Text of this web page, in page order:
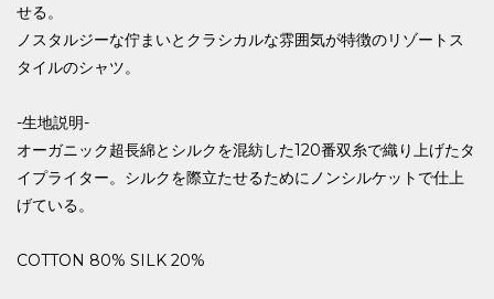
せる。
ノスタルジーな佇まいとクラシカルな雰囲気が特徴のリゾートス
タイルのシャツ。
-生地説明-
オーガニック超長綿とシルクを混紡した120番双糸で織り上げたタ
イプライター。シルクを際立たせるためにノンシルケットで仕上
げている。
COTTON 80% SILK 20%